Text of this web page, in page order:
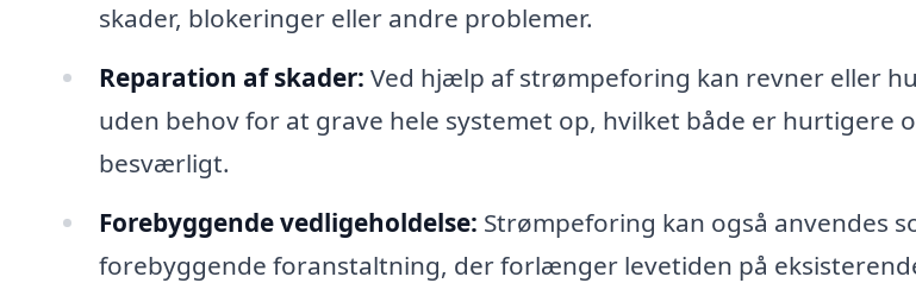
skader, blokeringer eller andre problemer.
Reparation af skader: Ved hjælp af strømpeforing kan revner eller
uden behov for at grave hele systemet op, hvilket både er hurtigere
besværligt.
Forebyggende vedligeholdelse: Strømpeforing kan også anvendes
forebyggende foranstaltning, der forlænger levetiden på